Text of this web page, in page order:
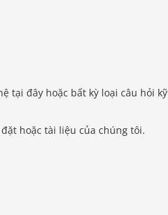
tại đây hoặc bất kỳ loại câu hỏi kỹ
hoặc tài liệu của chúng tôi.